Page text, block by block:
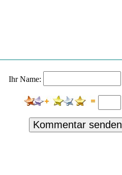
Ihr Name:
Kommentar senden